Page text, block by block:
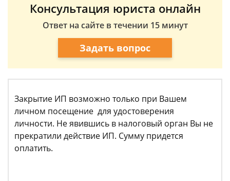
Консультация юриста онлайн
Ответ на сайте в течении 15 минут
Задать вопрос
Закрытие ИП возможно только при Вашем
личном посещение для удостоверения
личности. Не явившись в налоговый орган Вы не
прекратили действие ИП. Сумму придется
оплатить.